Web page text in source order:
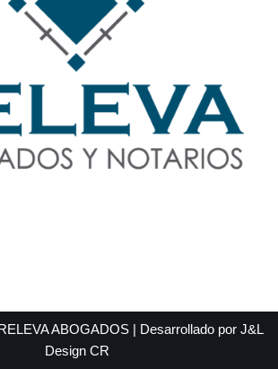
ABOGADOS | Desarrollado por J&L
Design CR